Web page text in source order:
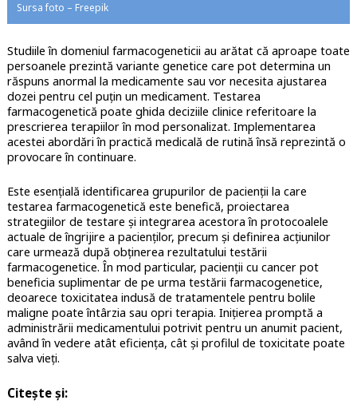
Sursa foto – Freepik
Studiile în domeniul farmacogeneticii au arătat că aproape toate
persoanele prezintă variante genetice care pot determina un
răspuns anormal la medicamente sau vor necesita ajustarea
dozei pentru cel puțin un medicament. Testarea
farmacogenetică poate ghida deciziile clinice referitoare la
prescrierea terapiilor în mod personalizat. Implementarea
acestei abordări în practică medicală de rutină însă reprezintă o
provocare în continuare.
Este esențială identificarea grupurilor de pacienții la care
testarea farmacogenetică este benefică, proiectarea
strategiilor de testare și integrarea acestora în protocoalele
actuale de îngrijire a pacienților, precum și definirea acțiunilor
care urmează după obținerea rezultatului testării
farmacogenetice. În mod particular, pacienții cu cancer pot
beneficia suplimentar de pe urma testării farmacogenetice,
deoarece toxicitatea indusă de tratamentele pentru bolile
maligne poate întârzia sau opri terapia. Inițierea promptă a
administrării medicamentului potrivit pentru un anumit pacient,
având în vedere atât eficiența, cât și profilul de toxicitate poate
salva vieți.
Citește și: